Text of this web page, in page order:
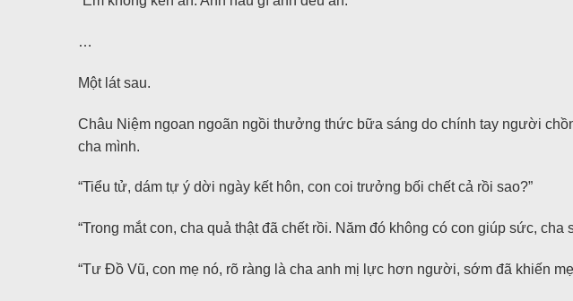
…
Một lát sau.
Châu Niệm ngoan ngoãn ngồi thưởng thức bữa sáng do chính tay người
cha mình.
“Tiểu tử, dám tự ý dời ngày kết hôn, con coi trưởng bối chết cả rồi sao?”
“Trong mắt con, cha quả thật đã chết rồi. Năm đó không có con giúp sức, cha
“Tư Đồ Vũ, con mẹ nó, rõ ràng là cha anh mị lực hơn người, sớm đã khiến